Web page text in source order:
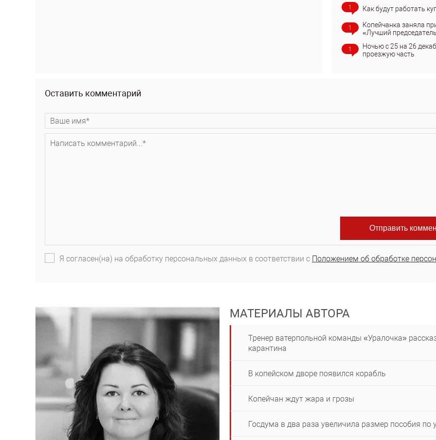
1 Как будут работать
1
Копейчанка заняла
«Лучший
1
Ночью с 25 на 26
проезжую часть
Оставить комментарий
Я согласен(на) на обработку персональных данных в соответствии с Положением об обработке
МАТЕРИАЛЫ АВТОРА
Тренер ватерпольной команды «Уралочка»
карантина
В копейском дворе появился корабль
Копейчан ждут жара и грозы
Госдума в два раза увеличила размер пособия по